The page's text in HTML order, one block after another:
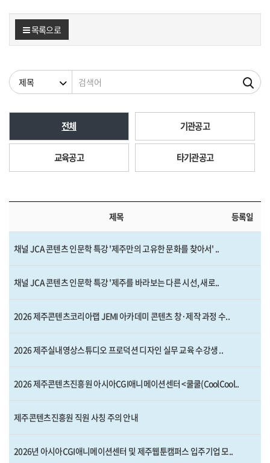
목록으로
검색조건 검색어
전체 기관공고
교육공고 타기관공고
제목 등록일
채널 JCA 콘텐츠 인문학 특강 '제주만의 고유한 문화를 찾아서' ..
채널 JCA 콘텐츠 인문학 특강 '제주를 바라보는 다른 시선, 새로..
2026 제주콘텐츠코리아랩 JEMI 아카데미 콘텐츠 창·제작 과정 수..
2026 제주실내영상스튜디오 프로덕션 디자인 실무 교육 수강생 ..
2026 제주콘텐츠진흥원 아시아CGI애니메이션센터 <쿨쿨(CoolCool..
제주콘텐츠진흥원 직원 사칭 주의 안내
2026년 아시아CGI애니메이션센터 및 제주웹툰캠퍼스 입주기업 모..